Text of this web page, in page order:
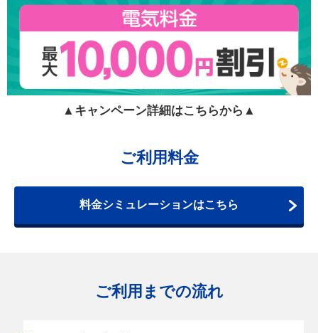
▲キャンペーン詳細はこちらから▲
ご利用料金
料金シミュレーションはこちら
ご利用までの流れ